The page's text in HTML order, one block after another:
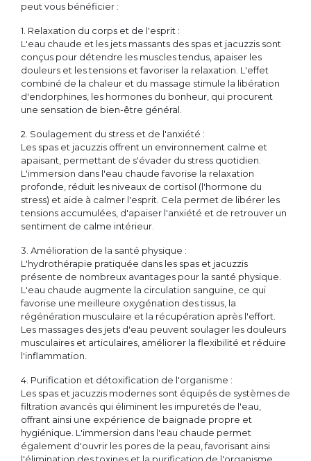
peut vous bénéficier :
1. Relaxation du corps et de l'esprit :
L'eau chaude et les jets massants des spas et jacuzzis sont
conçus pour détendre les muscles tendus, apaiser les
douleurs et les tensions et favoriser la relaxation. L'effet
combiné de la chaleur et du massage stimule la libération
d'endorphines, les hormones du bonheur, qui procurent
une sensation de bien-être général.
2. Soulagement du stress et de l'anxiété :
Les spas et jacuzzis offrent un environnement calme et
apaisant, permettant de s'évader du stress quotidien.
L'immersion dans l'eau chaude favorise la relaxation
profonde, réduit les niveaux de cortisol (l'hormone du
stress) et aide à calmer l'esprit. Cela permet de libérer les
tensions accumulées, d'apaiser l'anxiété et de retrouver un
sentiment de calme intérieur.
3. Amélioration de la santé physique :
L'hydrothérapie pratiquée dans les spas et jacuzzis
présente de nombreux avantages pour la santé physique.
L'eau chaude augmente la circulation sanguine, ce qui
favorise une meilleure oxygénation des tissus, la
régénération musculaire et la récupération après l'effort.
Les massages des jets d'eau peuvent soulager les douleurs
musculaires et articulaires, améliorer la flexibilité et réduire
l'inflammation.
4. Purification et détoxification de l'organisme :
Les spas et jacuzzis modernes sont équipés de systèmes de
filtration avancés qui éliminent les impuretés de l'eau,
offrant ainsi une expérience de baignade propre et
hygiénique. L'immersion dans l'eau chaude permet
également d'ouvrir les pores de la peau, favorisant ainsi